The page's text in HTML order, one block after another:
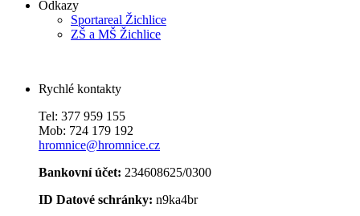
Odkazy
Sportareal Žichlice
ZŠ a MŠ Žichlice
Rychlé kontakty
Tel: 377 959 155
Mob: 724 179 192
hromnice@hromnice.cz
Bankovní účet: 234608625/0300
ID Datové schránky: n9ka4br